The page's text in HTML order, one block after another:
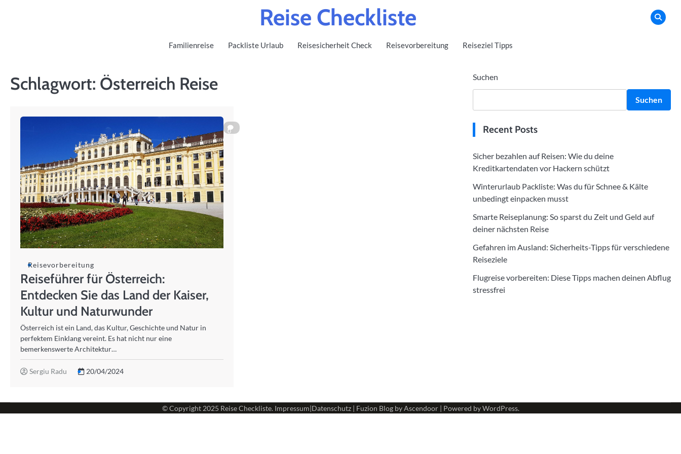
Reise Checkliste
Familienreise Packliste Urlaub Reisesicherheit Check Reisevorbereitung Reiseziel Tipps
Schlagwort: Österreich Reise
0
Reisevorbereitung
Reiseführer für Österreich:
Entdecken Sie das Land der Kaiser,
Kultur und Naturwunder
Österreich ist ein Land, das Kultur, Geschichte und Natur in
perfektem Einklang vereint. Es hat nicht nur eine
bemerkenswerte Architektur…
Sergiu Radu 20/04/2024
Suchen
Suchen
Recent Posts
Sicher bezahlen auf Reisen: Wie du deine
Kreditkartendaten vor Hackern schützt
Winterurlaub Packliste: Was du für Schnee & Kälte
unbedingt einpacken musst
Smarte Reiseplanung: So sparst du Zeit und Geld auf
deiner nächsten Reise
Gefahren im Ausland: Sicherheits-Tipps für verschiedene
Reiseziele
Flugreise vorbereiten: Diese Tipps machen deinen Abflug
stressfrei
© Copyright 2025 Reise Checkliste. Impressum|Datenschutz| Fuzion Blog byAscendoor| Powered byWordPress.